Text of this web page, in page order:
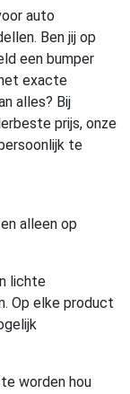
auto
Ben jij op
een bumper
exacte
alles? Bij
prijs, onze
te
alleen op
lichte
Op elke product
worden hou